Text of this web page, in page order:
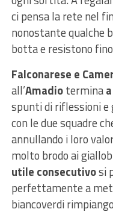
ci pensa la rete nel
nonostante qualche
botta e resistono
Falconarese e
all’Amadioterminaa
spunti di riflessioni e
con le due squadre
annullando i loro
molto brodo ai
utile consecutivosi
perfettamente a
biancoverdi